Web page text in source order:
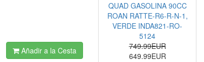
Añadir a la Cesta
QUAD GASOLINA 90CC
ROAN RATTE-R6-R-N-1,
VERDE INDA821-RO-
5124
749.99EUR
649.99EUR